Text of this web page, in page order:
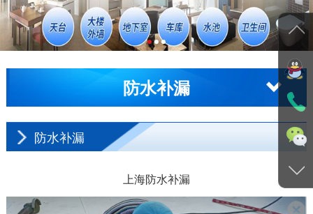
在线留言
工程案例
防水补漏
防水补漏
上海防水补漏